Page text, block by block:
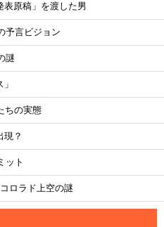
表原稿」を渡した男
予言ビジョン
謎
ちの実態
現？
ット
ロラド上空の謎